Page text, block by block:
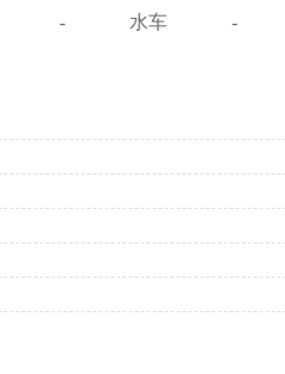
- 水车 -